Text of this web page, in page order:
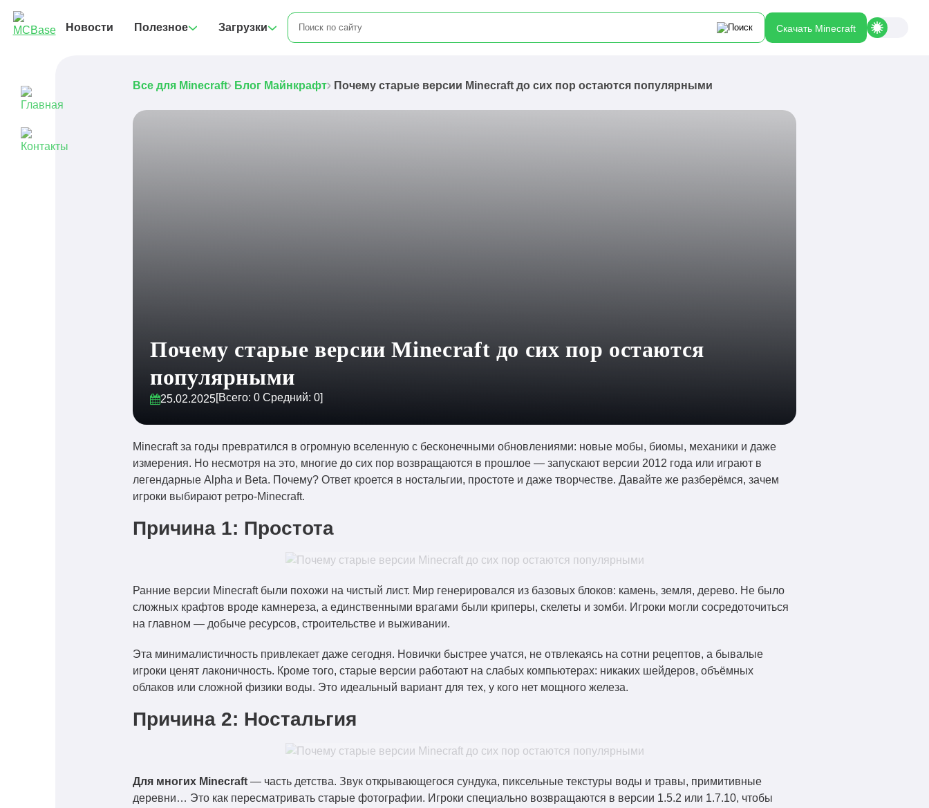
Новости Полезное Загрузки Скачать Minecraft
Все для Minecraft Блог Майнкрафт Почему старые версии Minecraft до сих пор остаются популярными
Почему старые версии Minecraft до сих пор остаются
популярными
25.02.2025[Всего: 0 Средний: 0]
Minecraft за годы превратился в огромную вселенную с бесконечными обновлениями: новые мобы, биомы, механики и даже
измерения. Но несмотря на это, многие до сих пор возвращаются в прошлое — запускают версии 2012 года или играют в
легендарные Alpha и Beta. Почему? Ответ кроется в ностальгии, простоте и даже творчестве. Давайте же разберёмся, зачем
игроки выбирают ретро-Minecraft.
Причина 1: Простота
Ранние версии Minecraft были похожи на чистый лист. Мир генерировался из базовых блоков: камень, земля, дерево. Не было
сложных крафтов вроде камнереза, а единственными врагами были криперы, скелеты и зомби. Игроки могли сосредоточиться
на главном — добыче ресурсов, строительстве и выживании.
Эта минималистичность привлекает даже сегодня. Новички быстрее учатся, не отвлекаясь на сотни рецептов, а бывалые
игроки ценят лаконичность. Кроме того, старые версии работают на слабых компьютерах: никаких шейдеров, объёмных
облаков или сложной физики воды. Это идеальный вариант для тех, у кого нет мощного железа.
Причина 2: Ностальгия
Для многих Minecraft — часть детства. Звук открывающегося сундука, пиксельные текстуры воды и травы, примитивные
деревни… Это как пересматривать старые фотографии. Игроки специально возвращаются в версии 1.5.2 или 1.7.10, чтобы